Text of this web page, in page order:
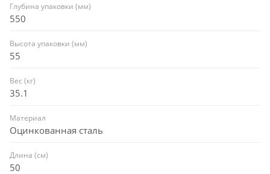
Глубина упаковки (мм)
550
Высота упаковки (мм)
55
Вес (кг)
35.1
Материал
Оцинкованная сталь
Длина (см)
50